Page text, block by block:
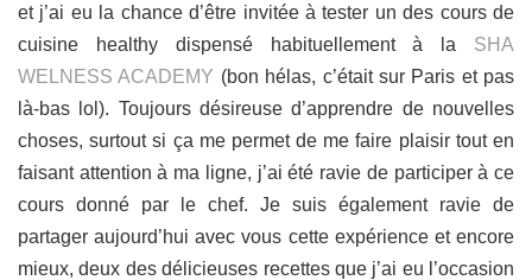
et j’ai eu la chance d’être invitée à tester un des cours de
cuisine healthy dispensé habituellement à la SHA
WELNESS ACADEMY (bon hélas, c’était sur Paris et pas
là-bas lol). Toujours désireuse d’apprendre de nouvelles
choses, surtout si ça me permet de me faire plaisir tout en
faisant attention à ma ligne, j’ai été ravie de participer à ce
cours donné par le chef. Je suis également ravie de
partager aujourd’hui avec vous cette expérience et encore
mieux, deux des délicieuses recettes que j’ai eu l’occasion